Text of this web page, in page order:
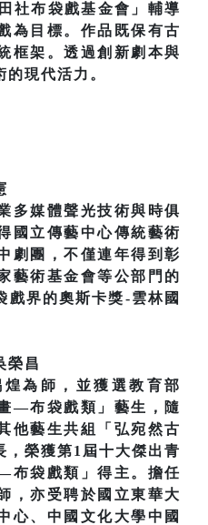
社布袋戲基金會」輔導
為目標。作品既保有古
框架。透過創新劇本與
現代活力。
多媒體聲光技術與時俱
國立傳藝中心傳統藝術
劇團，不僅連年得到彰
藝術基金會等公部門的
戲界的奧斯卡獎-雲林國
榮昌
為師，並獲選教育部
—布袋戲類」藝生，隨
他藝生共組「弘宛然古
，榮獲第1屆十大傑出青
布袋戲類」得主。擔任
，亦受聘於國立東華大
心、中國文化大學中國